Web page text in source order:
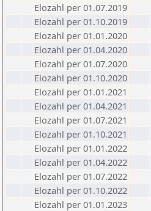
Elozahl per 01.07.2019
Elozahl per 01.10.2019
Elozahl per 01.01.2020
Elozahl per 01.04.2020
Elozahl per 01.07.2020
Elozahl per 01.10.2020
Elozahl per 01.01.2021
Elozahl per 01.04.2021
Elozahl per 01.07.2021
Elozahl per 01.10.2021
Elozahl per 01.01.2022
Elozahl per 01.04.2022
Elozahl per 01.07.2022
Elozahl per 01.10.2022
Elozahl per 01.01.2023